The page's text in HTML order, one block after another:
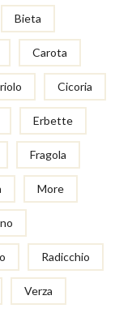
Bieta
Carota
Cicoria
Erbette
Fragola
More
Radicchio
Verza